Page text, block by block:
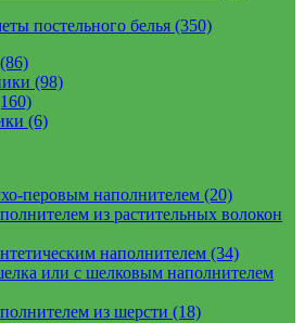
постельного белья (350)
(98)
(6)
перовым наполнителем (20)
из растительных волокон
наполнителем (34)
или с шелковым наполнителем
из шерсти (18)